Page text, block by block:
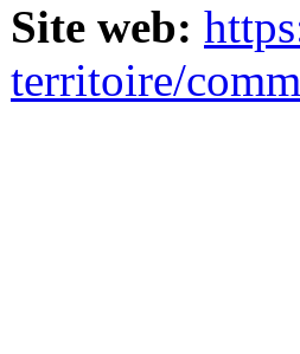
Site web:
territoire/